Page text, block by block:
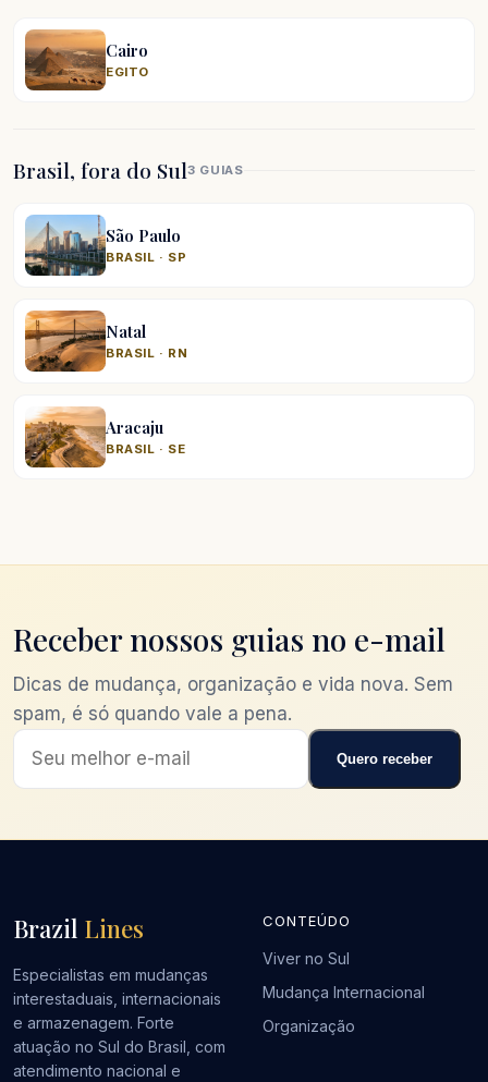
Cairo
EGITO
Brasil, fora do Sul3 GUIAS
São Paulo
BRASIL · SP
Natal
BRASIL · RN
Aracaju
BRASIL · SE
Receber nossos guias no e-mail
Dicas de mudança, organização e vida nova. Sem
spam, é só quando vale a pena.
Quero receber
Brazil Lines
Especialistas em mudanças
interestaduais, internacionais
e armazenagem. Forte
atuação no Sul do Brasil, com
atendimento nacional e
CONTEÚDO
Viver no Sul
Mudança Internacional
Organização